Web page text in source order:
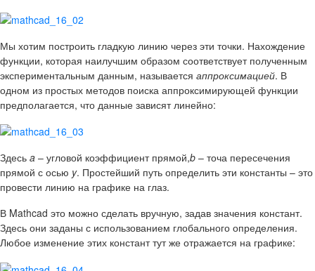
Мы хотим построить гладкую линию через эти точки. Нахождение
функции, которая наилучшим образом соответствует полученным
экспериментальным данным, называется аппроксимацией. В
одном из простых методов поиска аппроксимирующей функции
предполагается, что данные зависят линейно:
Здесь a – угловой коэффициент прямой,b – точа пересечения
прямой с осью y. Простейший путь определить эти константы – это
провести линию на графике на глаз.
В Mathcad это можно сделать вручную, задав значения констант.
Здесь они заданы с использованием глобального определения.
Любое изменение этих констант тут же отражается на графике: